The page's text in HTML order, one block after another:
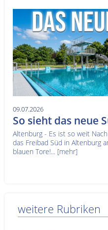
09.07.2026
So sieht das neue
Altenburg - Es ist so weit
das Freibad Süd in Altenburg
blauen Tore!... [mehr]
weitere Rubriken